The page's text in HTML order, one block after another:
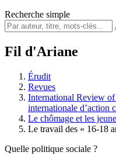
Recherche simple
Fil d'Ariane
Érudit
Revues
International Review
internationale d’action
Le chômage et les
Le travail des « 16-18
Quelle politique sociale ?